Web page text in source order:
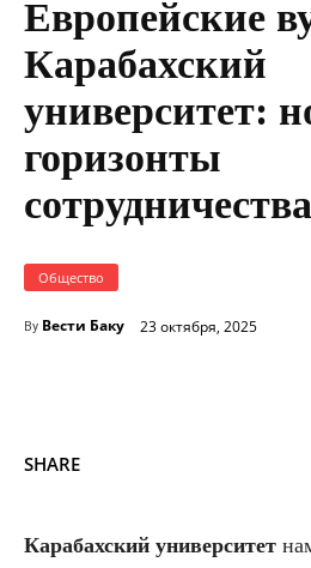
Европейские
Карабахский
университет:
горизонты
сотрудничества
Общество
By Вести Баку 23 октября, 2025
SHARE
Карабахский университет